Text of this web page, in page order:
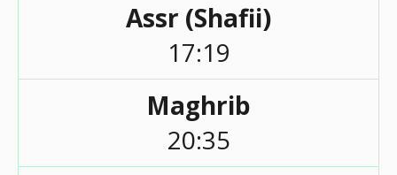
Assr (Shafii)
17:19
Maghrib
20:35